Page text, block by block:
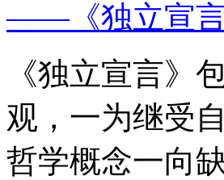
——《独立宣
《独立宣言》
观，一为继受
哲学概念一向